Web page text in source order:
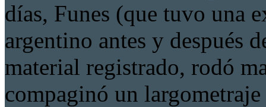
días, Funes (que tuvo una
argentino antes y después
material registrado, rodó
compaginó un